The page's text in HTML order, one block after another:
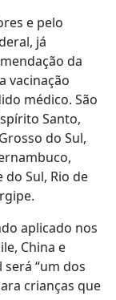
e pelo
já
da
vacinação
médico. São
Santo,
do Sul,
do Sul, Rio de
aplicado nos
China e
“um dos
crianças que